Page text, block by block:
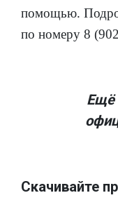
помощью.
по номеру 8
Ещё
Скачивайте